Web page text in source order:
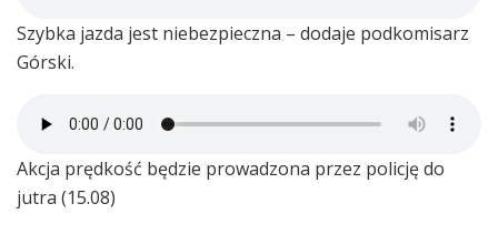
Szybka jazda jest niebezpieczna – dodaje podkomisarz
Górski.
Akcja prędkość będzie prowadzona przez policję do
jutra (15.08)